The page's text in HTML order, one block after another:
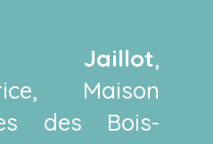
Jaillot,
Maison
des Bois-